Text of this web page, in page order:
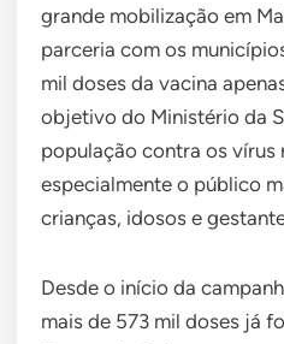
grande mobilização em
parceria com os
mil doses da vacina
objetivo do Ministério da
população contra os vírus
especialmente o público
crianças, idosos e
Desde o início da
mais de 573 mil doses já